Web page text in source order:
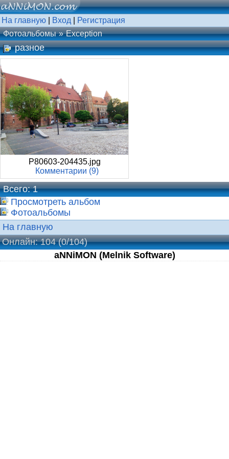
На главную Вход
Регистрация
Фотоальбомы
Exception
разное
P80603-204435.jpg
Комментарии (9)
Всего: 1
Просмотреть альбом
Фотоальбомы
На главную
Онлайн: 104(0/104)
aNNiMON (Melnik Software)